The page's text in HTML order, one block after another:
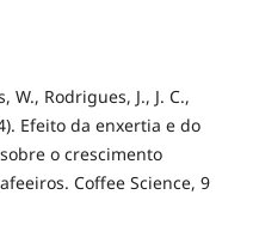
W., Rodrigues, J., J. C.,
Efeito da enxertia e do
o crescimento
Coﬀee Science, 9